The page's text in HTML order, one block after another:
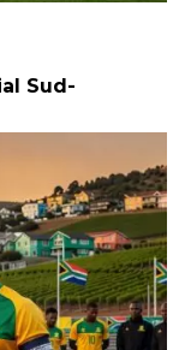
Sud-